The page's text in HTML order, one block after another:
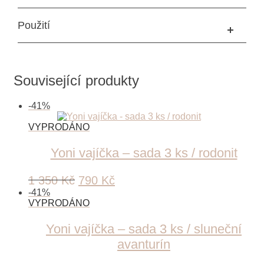
Použití
Související produkty
-41%
Yoni vajíčka – sada 3 ks / rodonit
1 350Kč Original
was:
350 Kč.
790 KčCurrent
-41%
Yoni vajíčka – sada 3 ks / sluneční
avanturín